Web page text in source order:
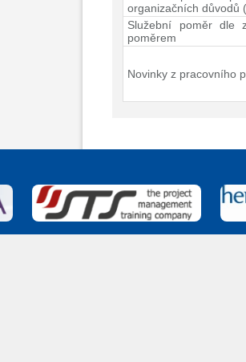
organizačních důvodů
Služební poměr dle
poměrem
Novinky z pracovního